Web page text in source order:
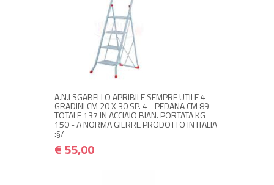
A.N.I SGABELLO APRIBILE SEMPRE UTILE 4
GRADINI CM 20 X 30 SP. 4 - PEDANA CM 89
TOTALE 137 IN ACCIAIO BIAN. PORTATA KG
150 - A NORMA GIERRE PRODOTTO IN ITALIA
:§/
€ 55,00
NON DISPONIBILE A MAGAZZINO
Avvisami quando disponibile